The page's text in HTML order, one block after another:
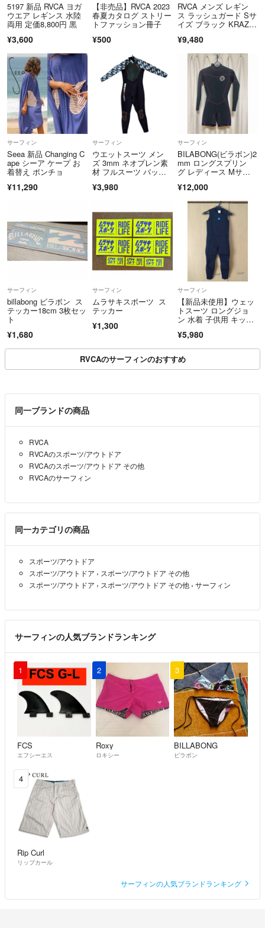
5197 新品 RVCA ヨガ
ウエア レギンス 水陸
両用 定価8,800円 黒
¥3,600
【非売品】RVCA 2023
春夏カタログ ストリー
トファッション冊子
¥500
RVCA メンズ レギン
ス ラッシュガード Sサ
イズ ブラック KRAZY
¥9,480
サーフィン
Seea 新品 Changing C
ape シーア ケープ お
着替え ポンチョ
¥11,290
サーフィン
ウエットスーツ メン
ズ 3mm ネオプレン素
材 フルスーツ バック
¥3,980
サーフィン
BILABONG(ビラボン)2
mm ロングスプリン
グ レディース Mサイ
¥12,000
サーフィン
billabong ビラボン ス
テッカー18cm 3枚セッ
ト
¥1,680
サーフィン
ムラサキスポーツ ス
テッカー
¥1,300
サーフィン
【新品未使用】ウェッ
トスーツ ロングジョ
ン 水着 子供用 キッ
m
¥5,980
RVCAのサーフィンのおすすめ
同一ブランドの商品
RVCA
RVCAのスポーツ/アウトドア
RVCAのスポーツ/アウトドア その他
RVCAのサーフィン
同一カテゴリの商品
スポーツ/アウトドア
スポーツ/アウトドア › スポーツ/アウトドア その他
スポーツ/アウトドア › スポーツ/アウトドア その他 › サーフィン
サーフィンの人気ブランドランキング
1
FCS
エフシーエス
2
Roxy
ロキシー
3
BILLABONG
ビラボン
4
Rip Curl
リップカール
サーフィンの人気ブランドランキング